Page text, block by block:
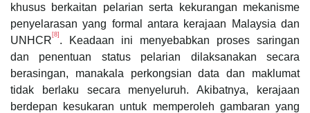
khusus berkaitan pelarian serta kekurangan mekanisme
penyelarasan yang formal antara kerajaan Malaysia dan
UNHCR [8] . Keadaan ini menyebabkan proses saringan
dan penentuan status pelarian dilaksanakan secara
berasingan, manakala perkongsian data dan maklumat
tidak berlaku secara menyeluruh. Akibatnya, kerajaan
berdepan kesukaran untuk memperoleh gambaran yang